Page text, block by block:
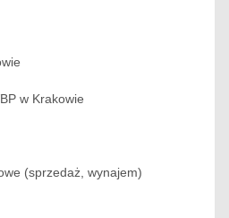
w Krakowie
(sprzedaż, wynajem)